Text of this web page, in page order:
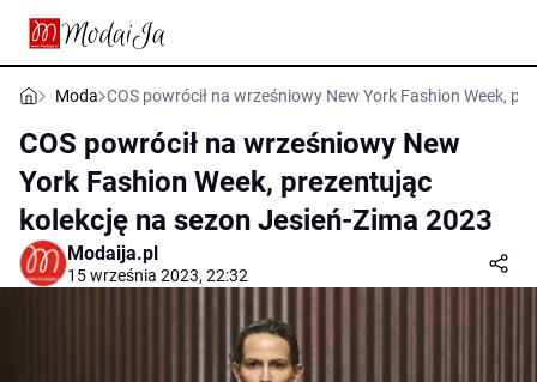
Moda COS powrócił na wrześniowy New York Fashion Week,
COS powrócił na wrześniowy New
York Fashion Week, prezentując
kolekcję na sezon Jesień-Zima 2023
Modaija.pl
15 września 2023, 22:32